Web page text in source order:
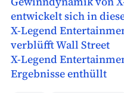
entwickelt sich in
X-Legend
verblüfft Wall Street
X-Legend
Ergebnisse enthüllt